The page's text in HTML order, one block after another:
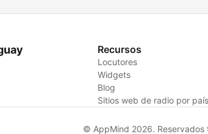
Recursos
Locutores
Widgets
Blog
Sitios web de radio por
© AppMind 2026. Reservados